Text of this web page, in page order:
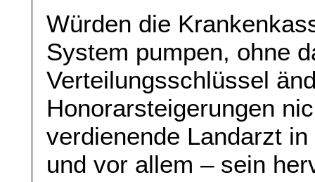
Würden die
System pumpen, ohne
Verteilungsschlüssel
Honorarsteigerungen
verdienende Landarzt
und vor allem – sein